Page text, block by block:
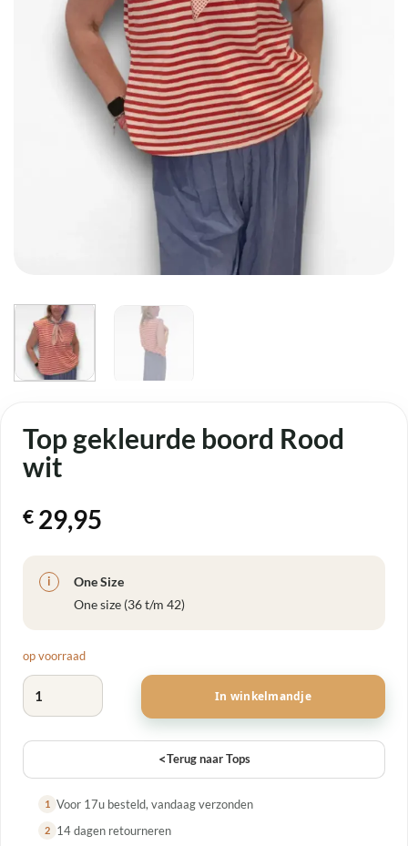
Top gekleurde boord Rood
wit
€ 29,95
i
One Size
One size (36 t/m 42)
op voorraad
Top gekleurde boord Rood wit aantal
In winkelmandje
<Terug naar Tops
1 Voor 17u besteld, vandaag verzonden
2 14 dagen retourneren